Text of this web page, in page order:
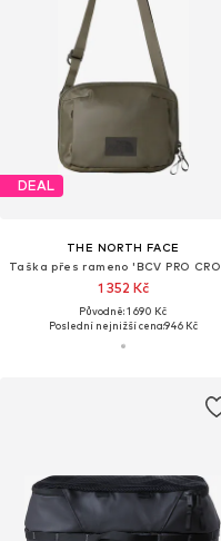
DEAL
THE NORTH FACE
1 352 Kč
Původně: 1 690 Kč
Poslední nejnižší cena:946 Kč